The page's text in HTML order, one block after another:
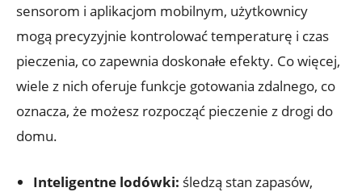
sensorom i aplikacjom mobilnym, użytkownicy
mogą precyzyjnie kontrolować temperaturę i czas
pieczenia, co zapewnia doskonałe efekty. Co więcej,
wiele z nich oferuje funkcje gotowania zdalnego, co
oznacza, że możesz rozpocząć pieczenie z drogi do
domu.
Inteligentne lodówki: śledzą stan zapasów,